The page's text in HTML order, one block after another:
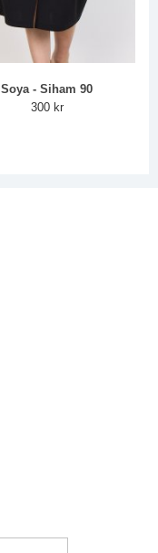
Soya - Siham 90
300 kr